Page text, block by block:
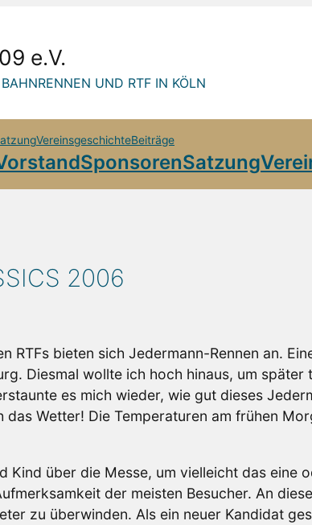
e.V.
UND RTF IN KÖLN
VereinsgeschichteBeiträge
SponsorenSatzung
2006
RTFs bieten sich Jedermann-Rennen an.
Diesmal wollte ich hoch hinaus, um
es mich wieder, wie gut dieses
Wetter! Die Temperaturen am frühen
Kind über die Messe, um vielleicht das eine
der meisten Besucher. An
zu überwinden. Als ein neuer Kandidat